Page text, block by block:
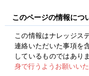
このページの情報につ
この情報はナレッジス
連絡いただいた事項を
しているものではあり
身で行うようお願いいた